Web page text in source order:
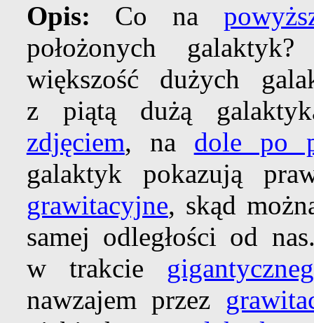
Opis: Co na
położonych
większość dużych
z piątą dużą
zdjęciem, na dole po
galaktyk pokazują
grawitacyjne, skąd
samej odległości od
w trakcie
nawzajem przez